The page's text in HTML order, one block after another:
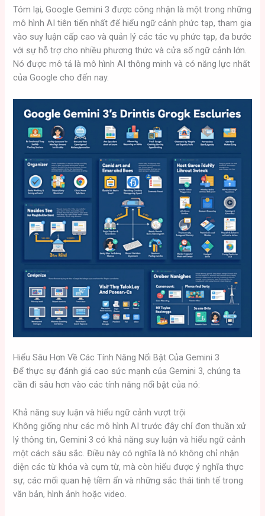
Tóm lại, Google Gemini 3 được công nhận là một trong những
mô hình AI tiên tiến nhất để hiểu ngữ cảnh phức tạp, tham gia
vào suy luận cấp cao và quản lý các tác vụ phức tạp, đa bước
với sự hỗ trợ cho nhiều phương thức và cửa sổ ngữ cảnh lớn.
Nó được mô tả là mô hình AI thông minh và có năng lực nhất
của Google cho đến nay.
Hiểu Sâu Hơn Về Các Tính Năng Nổi Bật Của Gemini 3
Để thực sự đánh giá cao sức mạnh của Gemini 3, chúng ta
cần đi sâu hơn vào các tính năng nổi bật của nó:
Khả năng suy luận và hiểu ngữ cảnh vượt trội
Không giống như các mô hình AI trước đây chỉ đơn thuần xử
lý thông tin, Gemini 3 có khả năng suy luận và hiểu ngữ cảnh
một cách sâu sắc. Điều này có nghĩa là nó không chỉ nhận
diện các từ khóa và cụm từ, mà còn hiểu được ý nghĩa thực
sự, các mối quan hệ tiềm ẩn và những sắc thái tinh tế trong
văn bản, hình ảnh hoặc video.